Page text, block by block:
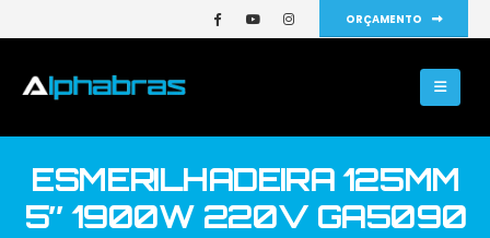
ORÇAMENTO
ESMERILHADEIRA 125MM
5″ 1900W 220V GA5090